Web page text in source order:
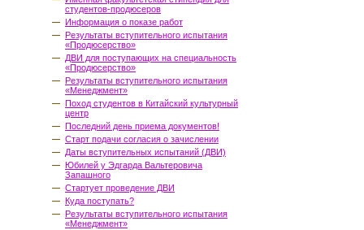
студентов-продюсеров
Информация о показе работ
Результаты вступительного испытания
«Продюсерство»
ДВИ для поступающих на специальность
«Продюсерство»
Результаты вступительного испытания
«Менеджмент»
Поход студентов в Китайский культурный
центр
Последний день приема документов!
Старт подачи согласия о зачислении
Даты вступительных испытаний (ДВИ)
Юбилей у Эдгарда Вальтеровича
Запашного
Стартует проведение ДВИ
Куда поступать?
Результаты вступительного испытания
«Менеджмент»